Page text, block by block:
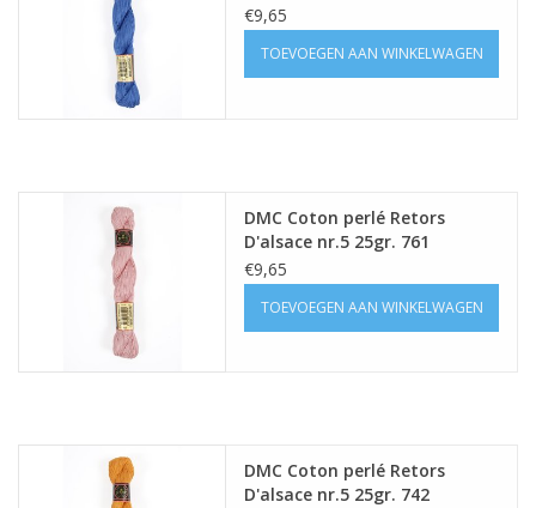
€9,65
TOEVOEGEN AAN WINKELWAGEN
DMC Coton perlé Retors
D'alsace nr.5 25gr. 761
€9,65
TOEVOEGEN AAN WINKELWAGEN
DMC Coton perlé Retors
D'alsace nr.5 25gr. 742